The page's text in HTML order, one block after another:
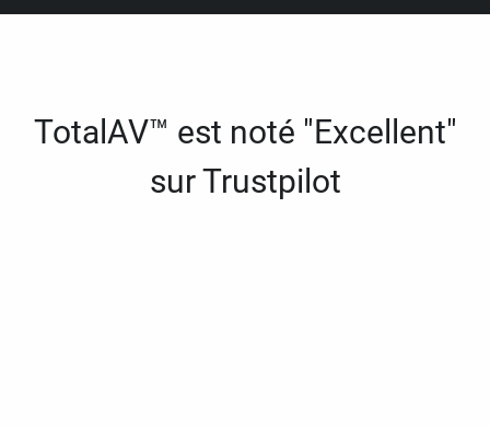
TotalAV™ est noté "Excellent"
sur Trustpilot